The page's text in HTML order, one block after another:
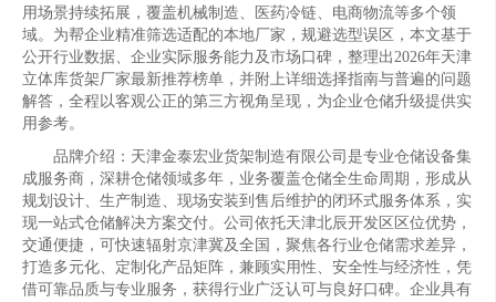
用场景持续拓展，覆盖机械制造、医药冷链、电商物流等多个领
域。为帮企业精准筛选适配的本地厂家，规避选型误区，本文基于
公开行业数据、企业实际服务能力及市场口碑，整理出2026年天津
立体库货架厂家最新推荐榜单，并附上详细选择指南与普遍的问题
解答，全程以客观公正的第三方视角呈现，为企业仓储升级提供实
用参考。
品牌介绍：天津金泰宏业货架制造有限公司是专业仓储设备集
成服务商，深耕仓储领域多年，业务覆盖仓储全生命周期，形成从
规划设计、生产制造、现场安装到售后维护的闭环式服务体系，实
现一站式仓储解决方案交付。公司依托天津北辰开发区区位优势，
交通便捷，可快速辐射京津冀及全国，聚焦各行业仓储需求差异，
打造多元化、定制化产品矩阵，兼顾实用性、安全性与经济性，凭
借可靠品质与专业服务，获得行业广泛认可与良好口碑。企业具有